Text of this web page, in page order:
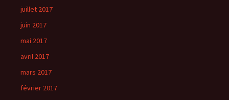
juillet 2017
juin 2017
mai 2017
avril 2017
mars 2017
février 2017